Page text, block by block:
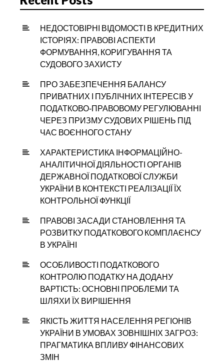
НЕДОСТОВІРНІ ВІДОМОСТІ В КРЕДИТНИХ
ІСТОРІЯХ: ПРАВОВІ АСПЕКТИ
ФОРМУВАННЯ, КОРИГУВАННЯ ТА
СУДОВОГО ЗАХИСТУ
ПРО ЗАБЕЗПЕЧЕННЯ БАЛАНСУ
ПРИВАТНИХ І ПУБЛІЧНИХ ІНТЕРЕСІВ У
ПОДАТКОВО‑ПРАВОВОМУ РЕГУЛЮВАННІ
ЧЕРЕЗ ПРИЗМУ СУДОВИХ РІШЕНЬ ПІД
ЧАС ВОЄННОГО СТАНУ
ХАРАКТЕРИСТИКА ІНФОРМАЦІЙНО-
АНАЛІТИЧНОЇ ДІЯЛЬНОСТІ ОРГАНІВ
ДЕРЖАВНОЇ ПОДАТКОВОЇ СЛУЖБИ
УКРАЇНИ В КОНТЕКСТІ РЕАЛІЗАЦІЇ ЇХ
КОНТРОЛЬНОЇ ФУНКЦІЇ
ПРАВОВІ ЗАСАДИ СТАНОВЛЕННЯ ТА
РОЗВИТКУ ПОДАТКОВОГО КОМПЛАЄНСУ
В УКРАЇНІ
ОСОБЛИВОСТІ ПОДАТКОВОГО
КОНТРОЛЮ ПОДАТКУ НА ДОДАНУ
ВАРТІСТЬ: ОСНОВНІ ПРОБЛЕМИ ТА
ШЛЯХИ ЇХ ВИРІШЕННЯ
ЯКІСТЬ ЖИТТЯ НАСЕЛЕННЯ РЕГІОНІВ
УКРАЇНИ В УМОВАХ ЗОВНІШНІХ ЗАГРОЗ:
ПРАГМАТИКА ВПЛИВУ ФІНАНСОВИХ
ЗМІН